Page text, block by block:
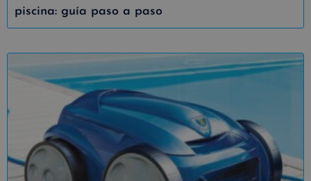
piscina: guía paso a paso